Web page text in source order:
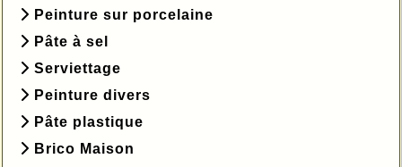
Peinture sur porcelaine
Pâte à sel
Serviettage
Peinture divers
Pâte plastique
Brico Maison